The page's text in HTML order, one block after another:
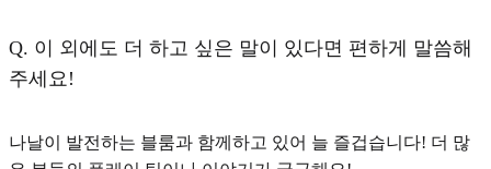
Q. 이 외에도 더 하고 싶은 말이 있다면 편하게 말씀해
주세요!
나날이 발전하는 블룸과 함께하고 있어 늘 즐겁습니다! 더 많